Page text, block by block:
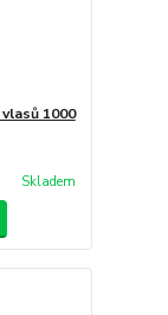
1000
Skladem